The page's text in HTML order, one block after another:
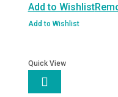
Add to Wishlist
Add to Wishlist
Quick View
